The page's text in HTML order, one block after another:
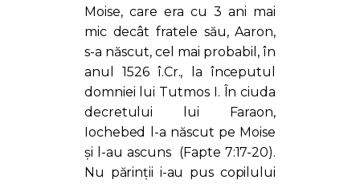
Moise, care era cu 3 ani mai
mic decât fratele său, Aaron,
s-a născut, cel mai probabil, în
anul 1526 î.Cr., la începutul
domniei lui Tutmos I. În ciuda
decretului lui Faraon,
Iochebed l-a născut pe Moise
și l-au ascuns (Fapte 7:17-20).
Nu părinții i-au pus copilului